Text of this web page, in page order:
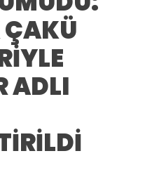
ADLI